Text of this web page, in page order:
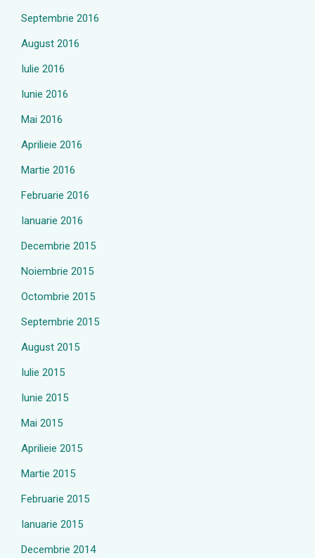
Septembrie 2016
August 2016
Iulie 2016
Iunie 2016
Mai 2016
Aprilieie 2016
Martie 2016
Februarie 2016
Ianuarie 2016
Decembrie 2015
Noiembrie 2015
Octombrie 2015
Septembrie 2015
August 2015
Iulie 2015
Iunie 2015
Mai 2015
Aprilieie 2015
Martie 2015
Februarie 2015
Ianuarie 2015
Decembrie 2014